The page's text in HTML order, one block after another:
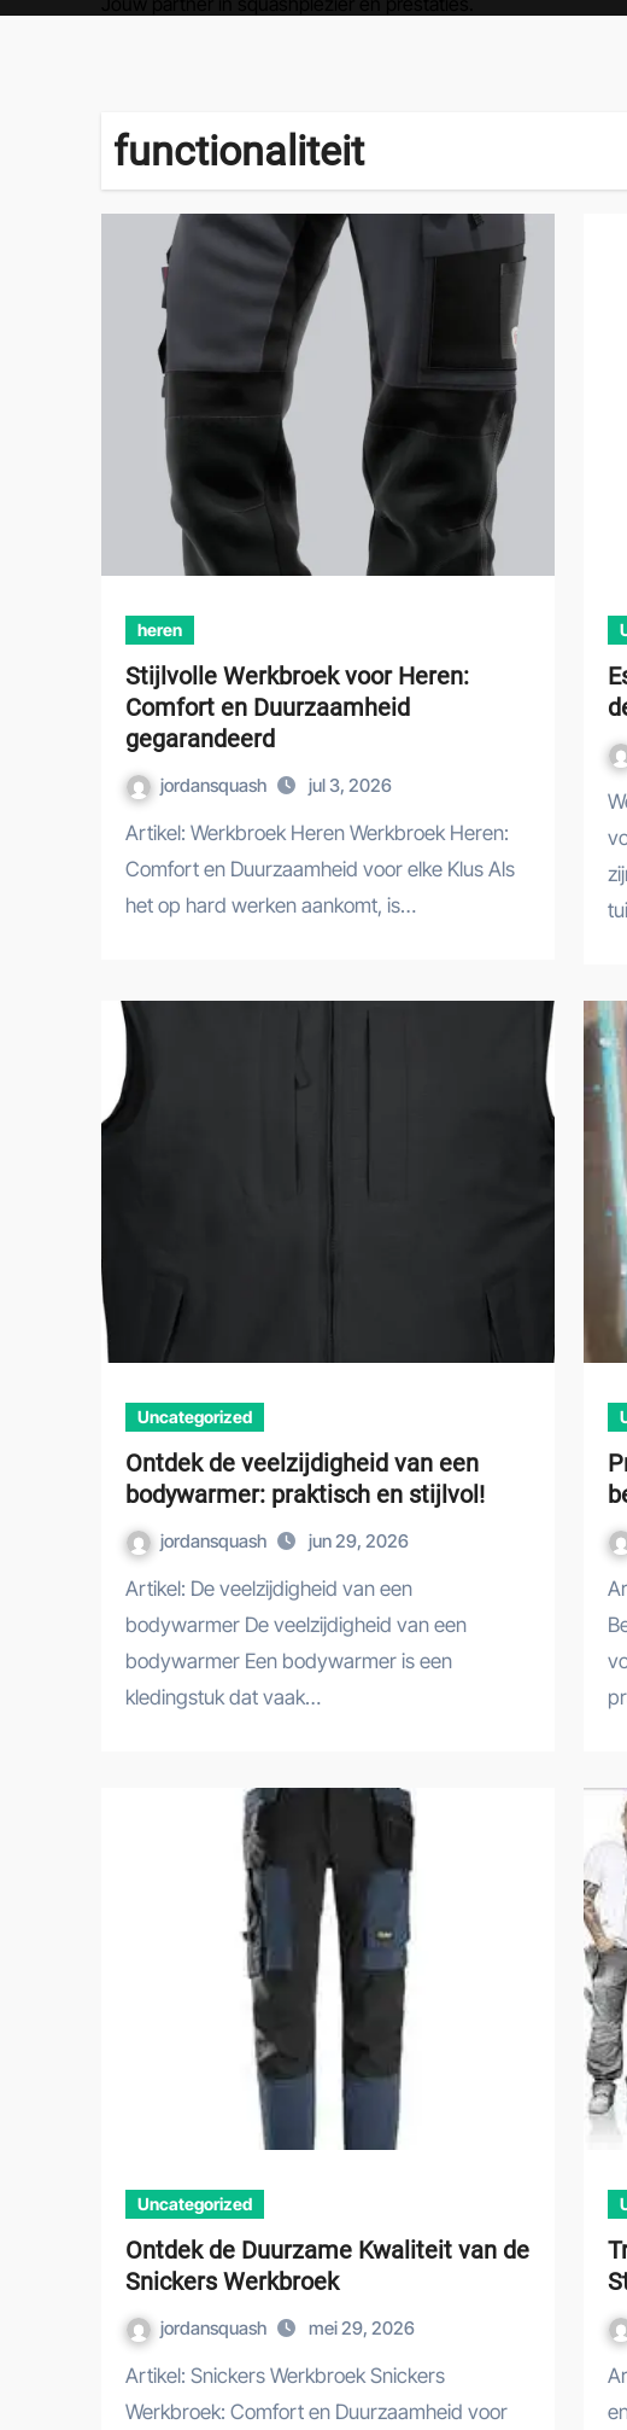
functionaliteit
heren
Stijlvolle Werkbroek voor Heren:
Comfort en Duurzaamheid
gegarandeerd
jordansquash jul 3, 2026
Artikel: Werkbroek Heren Werkbroek Heren:
Comfort en Duurzaamheid voor elke Klus Als
het op hard werken aankomt, is…
Werkbroeken zijn essentiële kledingstukken
Uncategorized
Ontdek de veelzijdigheid van een
bodywarmer: praktisch en stijlvol!
jordansquash jun 29, 2026
Artikel: De veelzijdigheid van een
bodywarmer De veelzijdigheid van een
bodywarmer Een bodywarmer is een
kledingstuk dat vaak…
Artikel: Bedrukte Bedrijfskleding Bedrukte
Uncategorized
Ontdek de Duurzame Kwaliteit van de
Snickers Werkbroek
jordansquash mei 29, 2026
Artikel: Snickers Werkbroek Snickers
Werkbroek: Comfort en Duurzaamheid voor
Artikel over werkkledij Werkkledij: Functioneel